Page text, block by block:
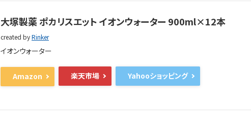
大塚製薬 ポカリスエット イオンウォーター 900ml×12本
created byRinker
イオンウォーター
Amazon 楽天市場 Yahooショッピング